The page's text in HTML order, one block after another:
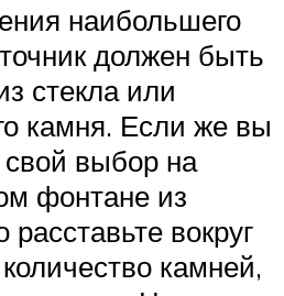
наибольшего
должен быть
стекла или
камня. Если же вы
выбор на
фонтане из
расставьте вокруг
камней,